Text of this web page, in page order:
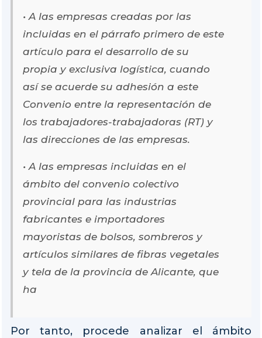
• A las empresas creadas por las
incluidas en el párrafo primero de este
artículo para el desarrollo de su
propia y exclusiva logística, cuando
así se acuerde su adhesión a este
Convenio entre la representación de
los trabajadores-trabajadoras (RT) y
las direcciones de las empresas.
• A las empresas incluidas en el
ámbito del convenio colectivo
provincial para las industrias
fabricantes e importadores
mayoristas de bolsos, sombreros y
artículos similares de fibras vegetales
y tela de la provincia de Alicante, que
ha
Por tanto, procede analizar el ámbito